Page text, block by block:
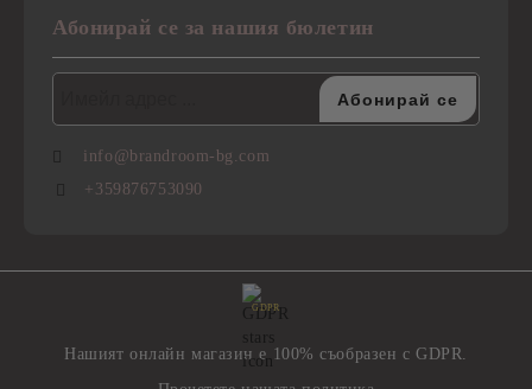
Абонирай се за нашия бюлетин
info@brandroom-bg.com
+359876753090
GDPR
Нашият онлайн магазин е 100% съобразен с GDPR.